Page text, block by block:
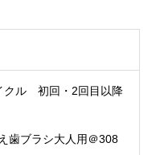
クル 初回・2回目以降
歯ブラシ大人用＠308